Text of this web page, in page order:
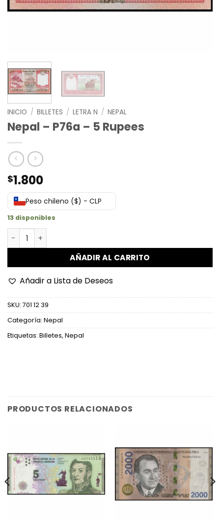
INICIO / BILLETES / LETRA N / NEPAL
Nepal – P76a – 5 Rupees
$1.800
Peso chileno ($) - CLP
13 disponibles
Nepal - P76a - 5 Rupees cantidad
AÑADIR AL CARRITO
Añadir a Lista de Deseos
SKU: 701 12 39
Categoría: Nepal
Etiquetas: Billetes, Nepal
PRODUCTOS RELACIONADOS